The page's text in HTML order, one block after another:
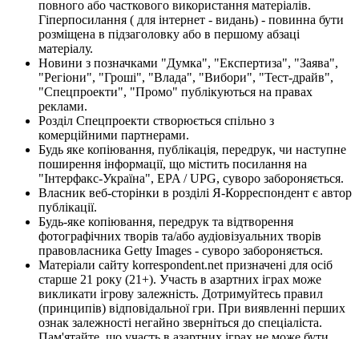
повного або часткового використання матеріалів.
Гіперпосилання ( для інтернет - видань) - повинна бути
розміщена в підзаголовку або в першому абзаці
матеріалу.
Новини з позначками "Думка", "Експертиза", "Заява",
"Регіони", "Гроші", "Влада", "Вибори", "Тест-драйв",
"Спецпроекти", "Промо" публікуються на правах
реклами.
Розділ Спецпроекти створюється спільно з
комерційними партнерами.
Будь яке копіювання, публікація, передрук, чи наступне
поширення інформації, що містить посилання на
"Інтерфакс-Україна", EPA / UPG, суворо забороняється.
Власник веб-сторінки в розділі Я-Корреспондент є автор
публікації.
Будь-яке копіювання, передрук та відтворення
фотографічних творів та/або аудіовізуальних творів
правовласника Getty Images - суворо забороняється.
Матеріали сайту korrespondent.net призначені для осіб
старше 21 року (21+). Участь в азартних іграх може
викликати ігрову залежність. Дотримуйтесь правил
(принципів) відповідальної гри. При виявленні перших
ознак залежності негайно зверніться до спеціаліста.